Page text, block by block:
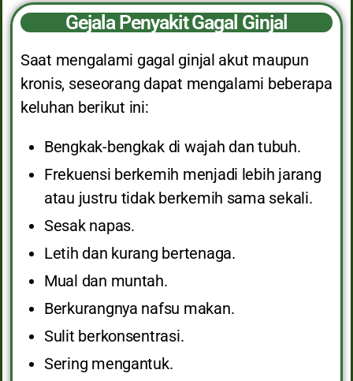
Gejala Penyakit Gagal Ginjal
Saat mengalami gagal ginjal akut maupun
kronis, seseorang dapat mengalami beberapa
keluhan berikut ini:
Bengkak-bengkak di wajah dan tubuh.
Frekuensi berkemih menjadi lebih jarang
atau justru tidak berkemih sama sekali.
Sesak napas.
Letih dan kurang bertenaga.
Mual dan muntah.
Berkurangnya nafsu makan.
Sulit berkonsentrasi.
Sering mengantuk.